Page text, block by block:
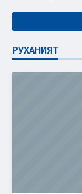
РУХАНИЯТ